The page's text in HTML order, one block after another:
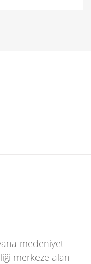
medeniyet
merkeze alan